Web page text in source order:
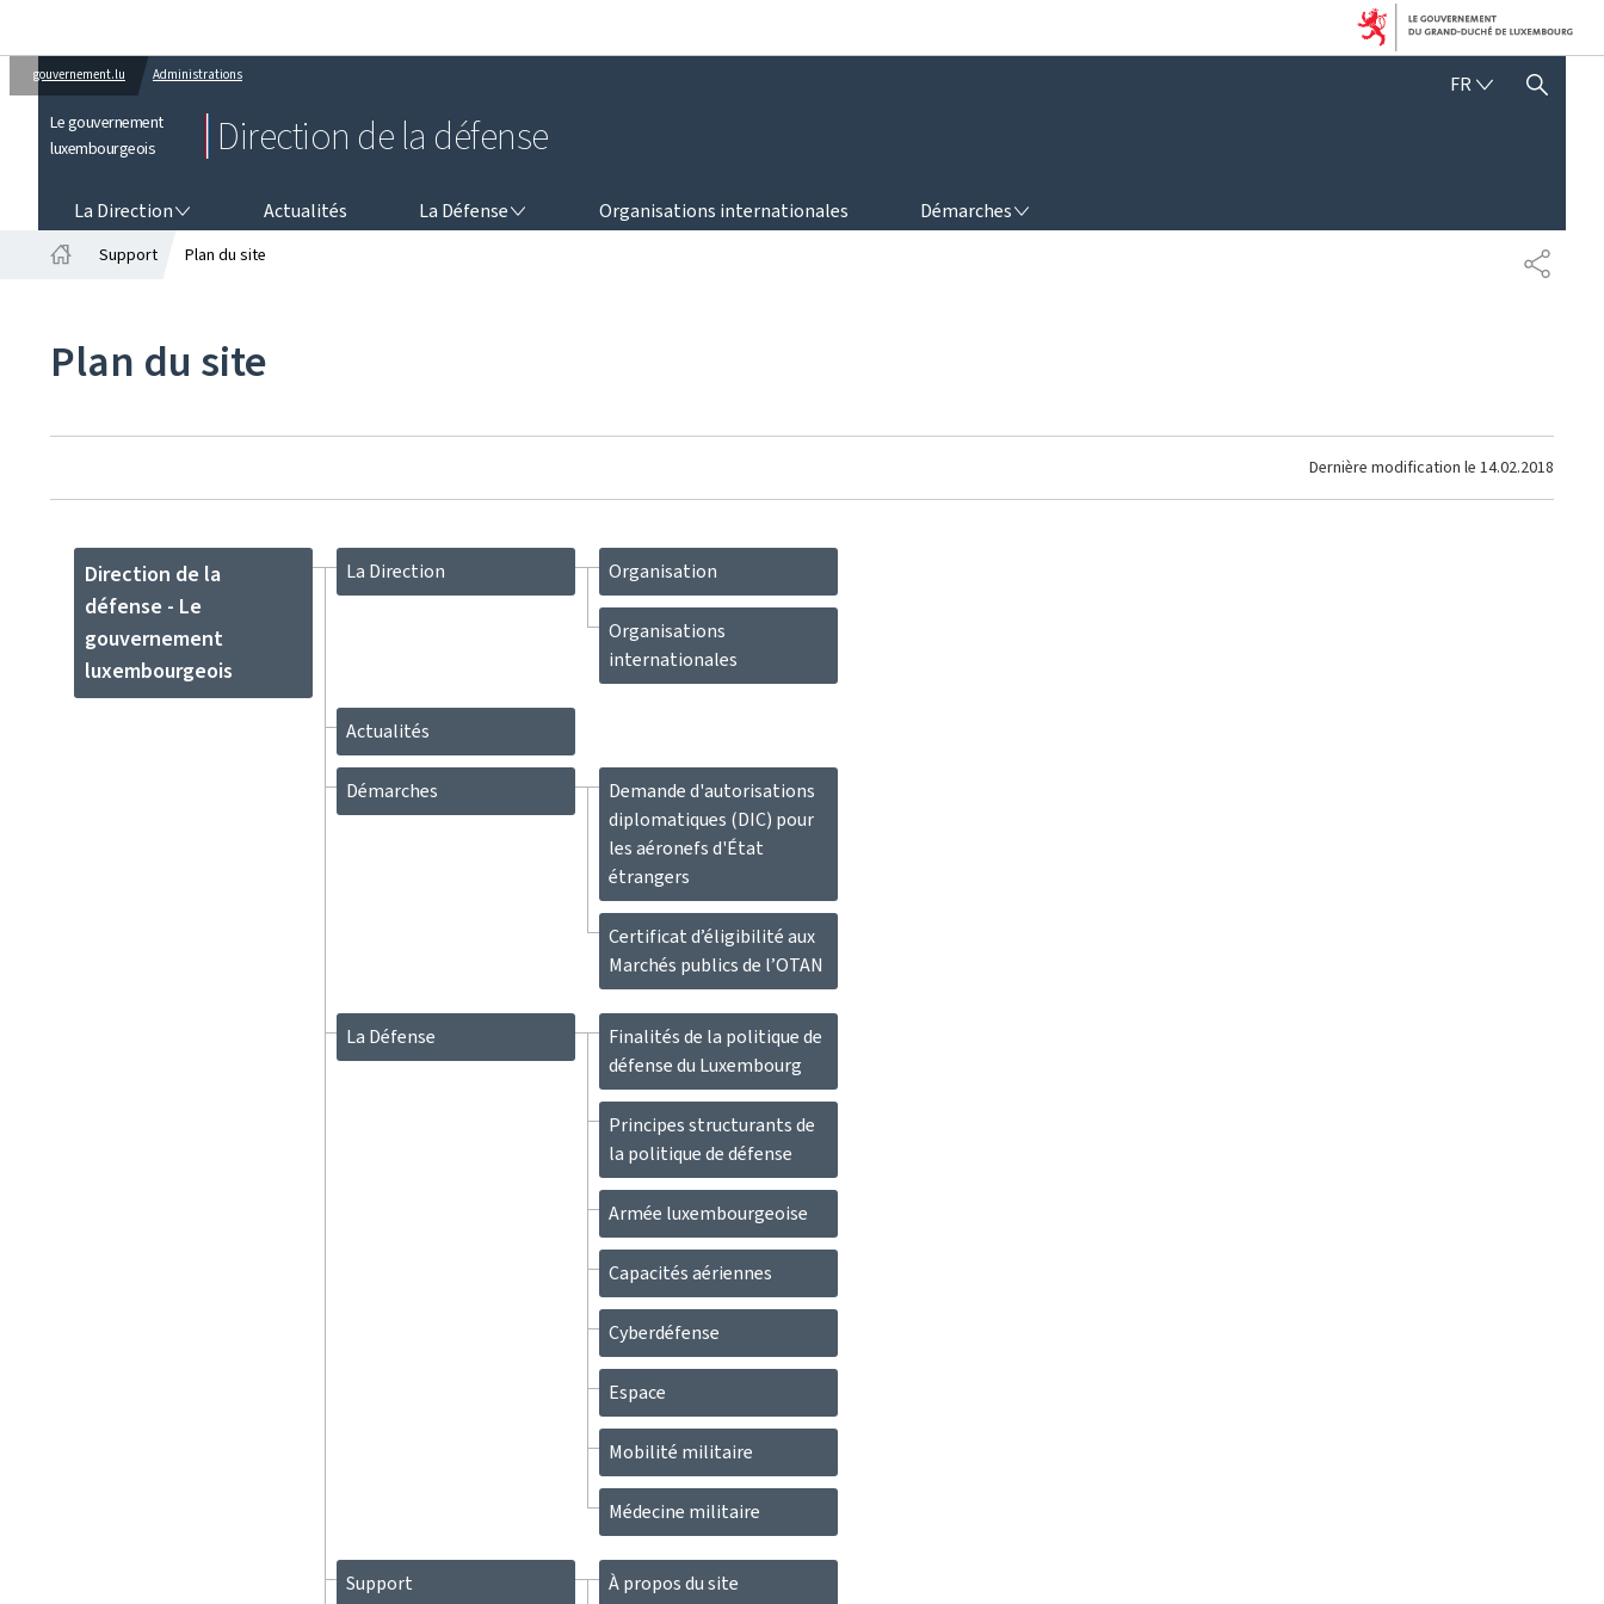
gouvernement.lu Administrations
Le gouvernement
luxembourgeois
Direction de la défense
FRFRANÇAIS
AFFICHER / MASQUER
La Direction Actualités La Défense
LA DÉFENSE
Organisations internationales Démarches
DÉMARCHES
Support Plan du site
Plan du site
Dernière modification le 14.02.2018
Direction de la
défense - Le
gouvernement
luxembourgeois
La Direction Organisation
Organisations
internationales
Actualités
Démarches
Demande d'autorisations
diplomatiques (DIC) pour
les aéronefs d'État
étrangers
Certificat d’éligibilité aux
Marchés publics de l’OTAN
La Défense
Finalités de la politique de
défense du Luxembourg
Principes structurants de
la politique de défense
Armée luxembourgeoise
Capacités aériennes
Cyberdéfense
Espace
Mobilité militaire
Médecine militaire
Support À propos du site